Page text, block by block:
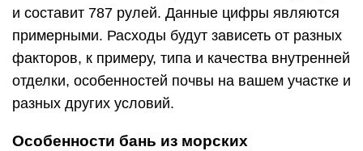
и составит 787 рулей. Данные цифры являются
примерными. Расходы будут зависеть от разных
факторов, к примеру, типа и качества внутренней
отделки, особенностей почвы на вашем участке и
разных других условий.
Особенности бань из морских